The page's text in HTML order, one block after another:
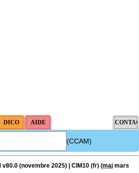
(CCAM)
(novembre 2025) | CIM10 (fr) (maj mars